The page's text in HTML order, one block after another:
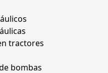
tractores
bombas